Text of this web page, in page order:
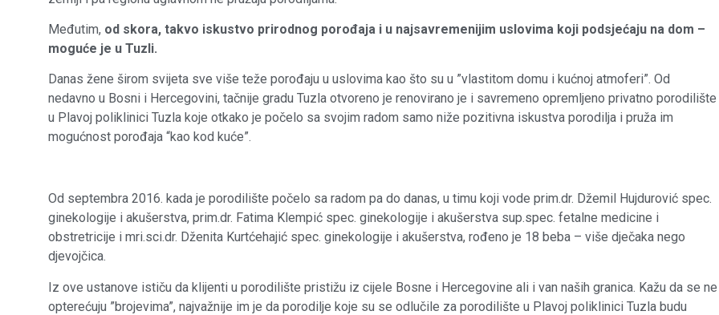
Međutim, od skora, takvo iskustvo prirodnog porođaja i u najsavremenijim uslovima koji podsjećaju na dom –
moguće je u Tuzli.
Danas žene širom svijeta sve više teže porođaju u uslovima kao što su u ”vlastitom domu i kućnoj atmoferi”. Od
nedavno u Bosni i Hercegovini, tačnije gradu Tuzla otvoreno je renovirano je i savremeno opremljeno privatno porodilište
u Plavoj poliklinici Tuzla koje otkako je počelo sa svojim radom samo niže pozitivna iskustva porodilja i pruža im
mogućnost porođaja “kao kod kuće”.
Od septembra 2016. kada je porodilište počelo sa radom pa do danas, u timu koji vode prim.dr. Džemil Hujdurović spec.
ginekologije i akušerstva, prim.dr. Fatima Klempić spec. ginekologije i akušerstva sup.spec. fetalne medicine i
obstretricije i mri.sci.dr. Dženita Kurtćehajić spec. ginekologije i akušerstva, rođeno je 18 beba – više dječaka nego
djevojčica.
Iz ove ustanove ističu da klijenti u porodilište pristižu iz cijele Bosne i Hercegovine ali i van naših granica. Kažu da se ne
opterećuju ”brojevima”, najvažnije im je da porodilje koje su se odlučile za porodilište u Plavoj poliklinici Tuzla budu